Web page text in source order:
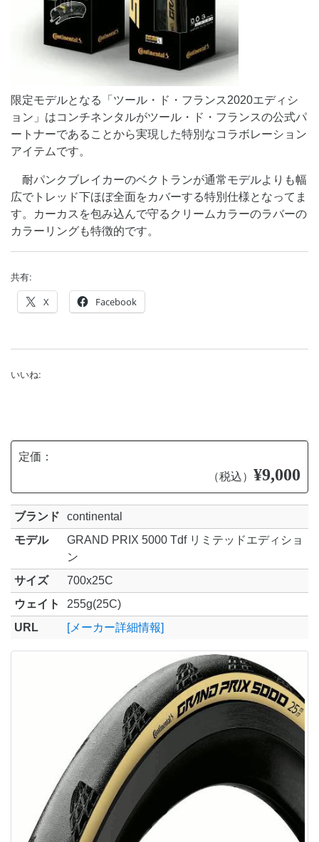
限定モデルとなる「ツール・ド・フランス2020エディシ
ョン」はコンチネンタルがツール・ド・フランスの公式パ
ートナーであることから実現した特別なコラボレーション
アイテムです。
耐パンクブレイカーのベクトランが通常モデルよりも幅
広でトレッド下ほぼ全面をカバーする特別仕様となってま
す。カーカスを包み込んで守るクリームカラーのラバーの
カラーリングも特徴的です。
共有:
X Facebook
いいね:
定価：
（税込） ¥9,000
ブランド
continental
モデル
GRAND PRIX 5000 Tdf リミテッドエディショ
ン
サイズ
700x25C
ウェイト
255g(25C)
URL
[メーカー詳細情報]